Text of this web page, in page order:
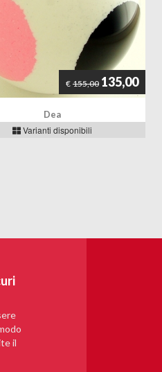
€ 155,00 135,00
Dea
Varianti disponibili
il